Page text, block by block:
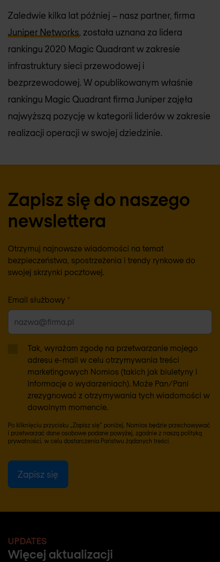
Zaledwie kilka lat później – nasz partner, firma
Juniper Networks, została uznana za lidera
rankingu 2020 Magic Quadrant w zakresie
infrastruktury sieci przewodowej i
bezprzewodowej. W opublikowanym właśnie
rankingu Magic Quadrant firma Juniper zajęła
najwyższą pozycję w kategorii liderów w zakresie
realizacji operacji w swojej dziedzinie.
Zapisz się do naszego
newslettera
Otrzymuj najnowsze wiadomości na temat
bezpieczeństwa, spostrzeżenia i trendy rynkowe do
swojej skrzynki pocztowej.
Email służbowy *
Tak, wyrażam zgodę na przetwarzanie mojego
adresu e-mail w celu otrzymywania treści
marketingowych Nomios (takich jak biuletyny i
informacje o wydarzeniach). Może Pan/Pani
zrezygnować z otrzymywania tych wiadomości w
dowolnym momencie.
Po kliknięciu przycisku „Zapisz się” poniżej, Nomios będzie przechowywać
i przetwarzać dane osobowe podane powyżej, zgodnie z naszą polityką
prywatności , w celu dostarczenia Państwu żądanych treści.
UPDATES
Więcej aktualizacji